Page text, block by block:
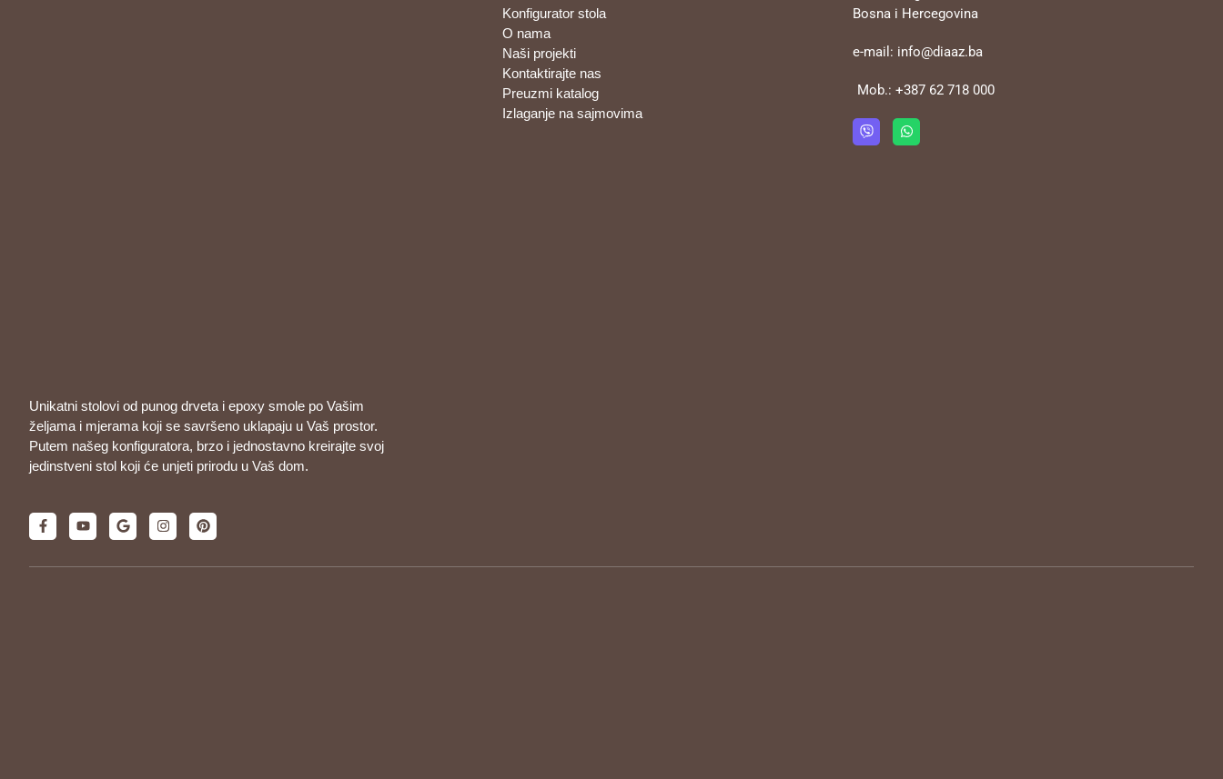
Unikatni stolovi od punog drveta i epoxy smole po Vašim
željama i mjerama koji se savršeno uklapaju u Vaš prostor.
Putem našeg konfiguratora, brzo i jednostavno kreirajte svoj
jedinstveni stol koji će unjeti prirodu u Vaš dom.
Konfigurator stola
O nama
Naši projekti
Kontaktirajte nas
Preuzmi katalog
Izlaganje na sajmovima
Bosna i Hercegovina
e-mail: info@diaaz.ba
Mob.:+387 62 718 000